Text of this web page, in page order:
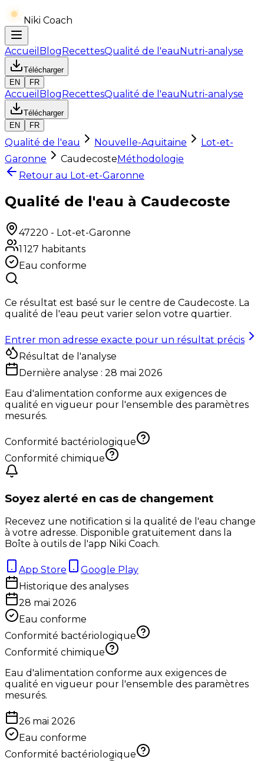
Niki Coach
Accueil BlogRecettesQualité de l'eauNutri-analyse
Télécharger
EN
FR
Accueil BlogRecettesQualité de l'eauNutri-analyse
Télécharger
EN
FR
Qualité de l'eau Nouvelle-Aquitaine
Lot-et-
Garonne
CaudecosteMéthodologie
Retour au Lot-et-Garonne
Qualité de l'eau à Caudecoste
47220 - Lot-et-Garonne
1 127 habitants
Eau conforme
Ce résultat est basé sur le centre de Caudecoste. La
qualité de l'eau peut varier selon votre quartier.
Entrer mon adresse exacte pour un résultat précis
Résultat de l'analyse
Dernière analyse : 28 mai 2026
Eau d'alimentation conforme aux exigences de
qualité en vigueur pour l'ensemble des paramètres
mesurés.
Conformité bactériologique
Conformité chimique
Soyez alerté en cas de changement
Recevez une notification si la qualité de l'eau change
à votre adresse. Disponible gratuitement dans la
Boîte à outils de l'app Niki Coach.
App Store
Google Play
Historique des analyses
28 mai 2026
Eau conforme
Conformité bactériologique
Conformité chimique
Eau d'alimentation conforme aux exigences de
qualité en vigueur pour l'ensemble des paramètres
mesurés.
26 mai 2026
Eau conforme
Conformité bactériologique